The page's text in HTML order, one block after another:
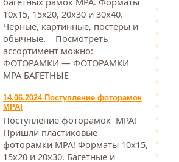
10х15, 15х20, 20х30 и 30х40.
Черные, картинные, постеры и
обычные. Посмотреть
ассортимент можно:
ФОТОРАМКИ — ФОТОРАМКИ
МРА БАГЕТНЫЕ
14.06.2024 Поступление фоторамок
МРА!
Поступление фоторамок МРА!
Пришли пластиковые
фоторамки МРА! Форматы 10х15,
15х20 и 20х30. Багетные и